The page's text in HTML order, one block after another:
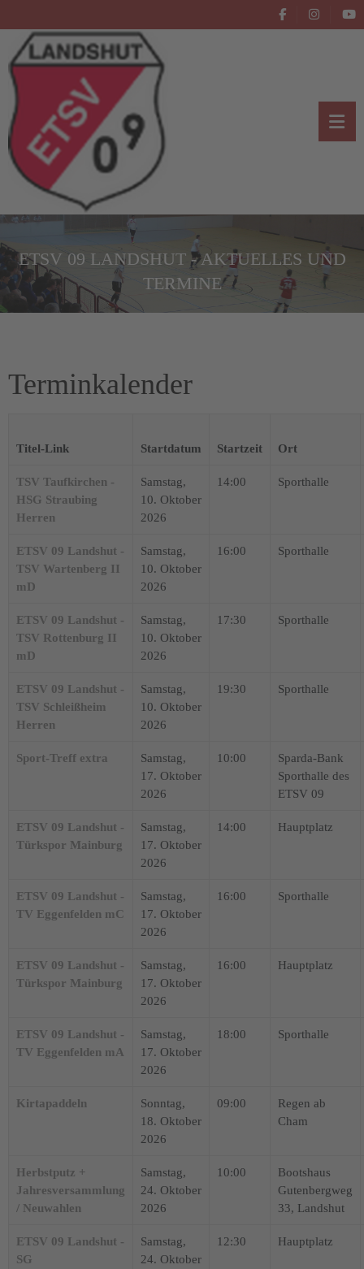
ETSV 09 LANDSHUT - AKTUELLES UND
TERMINE
Terminkalender
Titel-Link Startdatum Startzeit Ort
TSV Taufkirchen -
HSG Straubing
Herren
Samstag,
10. Oktober
2026
14:00 Sporthalle
ETSV 09 Landshut -
TSV Wartenberg II
mD
Samstag,
10. Oktober
2026
16:00 Sporthalle
ETSV 09 Landshut -
TSV Rottenburg II
mD
Samstag,
10. Oktober
2026
17:30 Sporthalle
ETSV 09 Landshut -
TSV Schleißheim
Herren
Samstag,
10. Oktober
2026
19:30 Sporthalle
Sport-Treff extra
Samstag,
17. Oktober
2026
10:00
Sparda-Bank
Sporthalle des
ETSV 09
ETSV 09 Landshut -
Türkspor Mainburg
Samstag,
17. Oktober
2026
14:00 Hauptplatz
ETSV 09 Landshut -
TV Eggenfelden mC
Samstag,
17. Oktober
2026
16:00 Sporthalle
ETSV 09 Landshut -
Türkspor Mainburg
Samstag,
17. Oktober
2026
16:00 Hauptplatz
ETSV 09 Landshut -
TV Eggenfelden mA
Samstag,
17. Oktober
2026
18:00 Sporthalle
Kirtapaddeln
Sonntag,
18. Oktober
2026
09:00
Regen ab
Cham
Herbstputz +
Jahresversammlung
/ Neuwahlen
Samstag,
24. Oktober
2026
10:00
Bootshaus
Gutenbergweg
33, Landshut
ETSV 09 Landshut -
SG
Samstag,
24. Oktober
12:30 Hauptplatz